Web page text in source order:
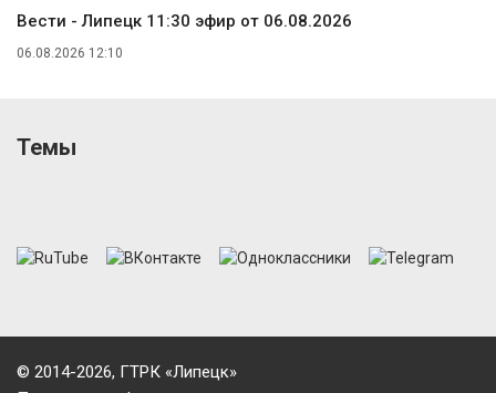
Вести - Липецк 11:30 эфир от 06.08.2026
06.08.2026 12:10
Темы
© 2014-2026, ГТРК «Липецк»